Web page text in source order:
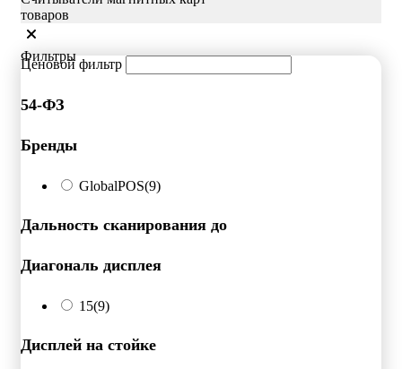
товаров
Фильтры
Ценовой фильтр
54-ФЗ
Бренды
GlobalPOS(9)
Дальность сканирования до
Диагональ дисплея
15(9)
Дисплей на стойке